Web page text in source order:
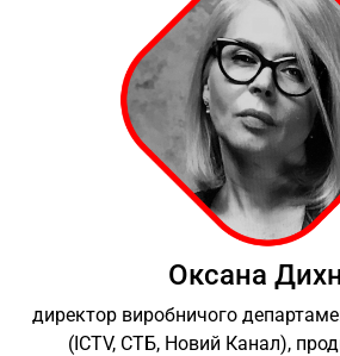
Оксана
директор виробничого
(ICTV, СТБ, Новий Канал),